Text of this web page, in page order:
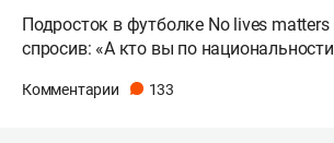
Подросток в футболке No lives matters
спросив: «А кто вы по
Комментарии 133